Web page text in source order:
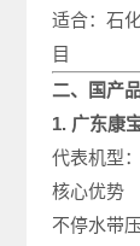
适合：石
目
二、国产
1. 广东康
代表机型
核心优势
不停水带